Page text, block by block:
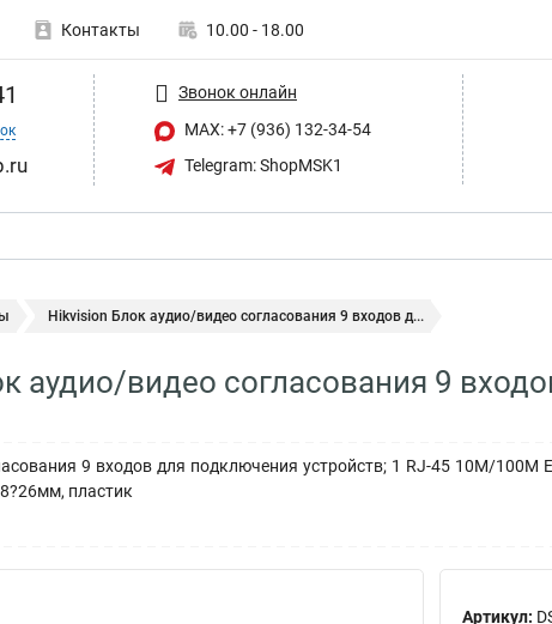
Контакты 10.00 - 18.00
Звонок онлайн
MAX: +7 (936) 132-34-54
Telegram: ShopMSK1
Hikvision Блок аудио/видео согласования 9 входов д...
аудио/видео согласования 9
9 входов для подключения устройств; 1 RJ-45 10M/100M
пластик
Артикул: